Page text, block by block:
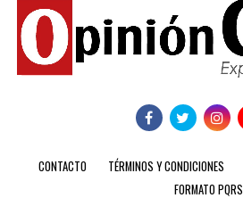
CONTACTO TÉRMINOS Y CONDICIONES
FORMATO PQRS